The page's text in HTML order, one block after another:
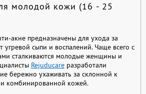
молодой кожи (16 - 25
акне предназначены для ухода за
угревой сыпи и воспалений. Чаще всего с
сталкиваются молодые женщины и
Rejuducare разработали
бережно ухаживать за склонной к
комбинированной кожей.